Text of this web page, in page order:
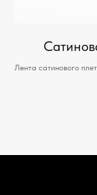
Лента сатинового